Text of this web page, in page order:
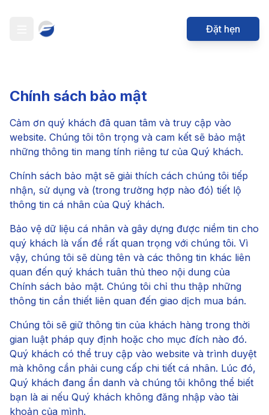
Open menu Đặt hẹn
Chính sách bảo mật
Cảm ơn quý khách đã quan tâm và truy cập vào
website. Chúng tôi tôn trọng và cam kết sẽ bảo mật
những thông tin mang tính riêng tư của Quý khách.
Chính sách bảo mật sẽ giải thích cách chúng tôi tiếp
nhận, sử dụng và (trong trường hợp nào đó) tiết lộ
thông tin cá nhân của Quý khách.
Bảo vệ dữ liệu cá nhân và gây dựng được niềm tin cho
quý khách là vấn đề rất quan trọng với chúng tôi. Vì
vậy, chúng tôi sẽ dùng tên và các thông tin khác liên
quan đến quý khách tuân thủ theo nội dung của
Chính sách bảo mật. Chúng tôi chỉ thu thập những
thông tin cần thiết liên quan đến giao dịch mua bán.
Chúng tôi sẽ giữ thông tin của khách hàng trong thời
gian luật pháp quy định hoặc cho mục đích nào đó.
Quý khách có thể truy cập vào website và trình duyệt
mà không cần phải cung cấp chi tiết cá nhân. Lúc đó,
Quý khách đang ẩn danh và chúng tôi không thể biết
bạn là ai nếu Quý khách không đăng nhập vào tài
khoản của mình.